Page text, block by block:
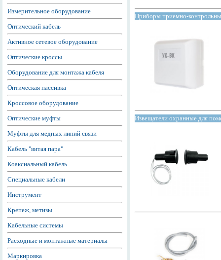
Измерительное оборудование
Оптический кабель
Активное сетевое оборудование
Оптические кроссы
Оборудование для монтажа кабеля
Оптическая пассивка
Кроссовое оборудование
Оптические муфты
Муфты для медных линий связи
Кабель "витая пара"
Коаксиальный кабель
Специальные кабели
Инструмент
Крепеж, метизы
Кабельные системы
Расходные и монтажные материалы
Маркировка
Приборы приемно-
Извещатели охранные для